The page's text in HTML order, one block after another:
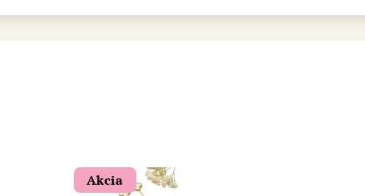
Akcia